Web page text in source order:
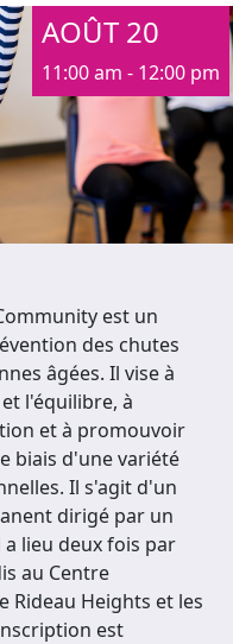
AOÛT 20
11:00 am - 12:00 pm
est un
des chutes
âgées. Il vise à
l'équilibre, à
et à promouvoir
biais d'une variété
Il s'agit d'un
dirigé par un
lieu deux fois par
au Centre
Rideau Heights et les
est